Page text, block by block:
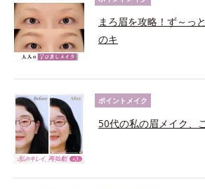
まろ眉を攻略！ず～っ
のキ
ポイントメイク
50代の私の眉メイク、